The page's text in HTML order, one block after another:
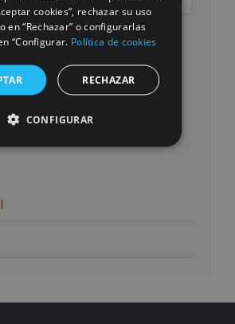
cookies”, rechazar su uso
en “Rechazar” o configurarlas
“Configurar. Política de cookies
RECHAZAR
CONFIGURAR